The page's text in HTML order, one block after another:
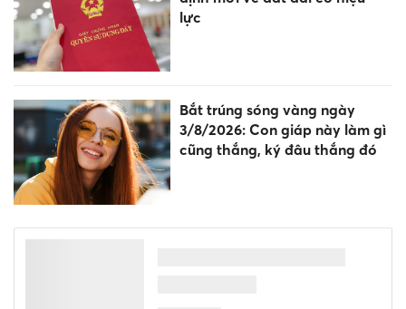
lực
Bắt trúng sóng vàng ngày
3/8/2026: Con giáp này làm gì
cũng thắng, ký đâu thắng đó